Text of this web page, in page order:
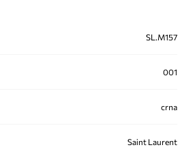
SL.M157
001
crna
Saint Laurent